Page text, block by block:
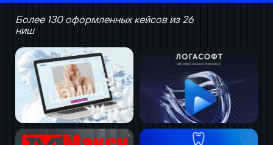
Более 130 оформленных кейсов из 26
ниш